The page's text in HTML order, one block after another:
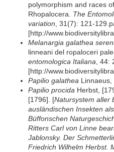
polymorphism and races
Rhopalocera. The
variation , 31(7): 121-
[http://
Melanargia galathea
linneani del ropaloceri
entomologica Italiana ,
[http://
Papilio galathea Linnaeus,
Papilio procida Herbst,
[1796]. [Natursystem aller
ausländischen Insekten
Büffonschen
Ritters Carl von Linne
Jablonsky. Der
Friedrich Wilhelm Herbst.